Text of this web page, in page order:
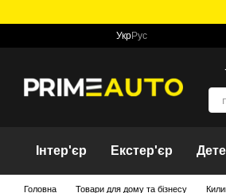
УкрРус
Інтер'єр Екстер'єр
Головна Товари для дому та бізнесу